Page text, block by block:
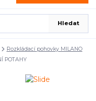
Hledat
Rozkládací pohovky MILANO
POTAHY